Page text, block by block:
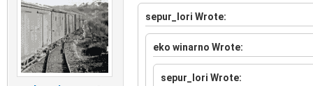
sepur_lori Wrote:
eko winarno Wrote:
sepur_lori Wrote: